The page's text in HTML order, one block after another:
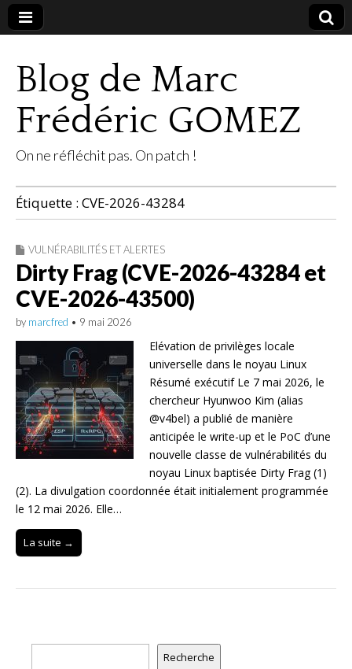
Blog de Marc
Frédéric GOMEZ
On ne réfléchit pas. On patch !
Étiquette : CVE-2026-43284
VULNÉRABILITÉS ET ALERTES
Dirty Frag (CVE-2026-43284 et
CVE-2026-43500)
by marcfred • 9 mai 2026
Elévation de privilèges locale
universelle dans le noyau Linux
Résumé exécutif Le 7 mai 2026, le
chercheur Hyunwoo Kim (alias
@v4bel) a publié de manière
anticipée le write-up et le PoC d’une
nouvelle classe de vulnérabilités du
noyau Linux baptisée Dirty Frag (1)
(2). La divulgation coordonnée était initialement programmée
le 12 mai 2026. Elle…
La suite →
Recherche